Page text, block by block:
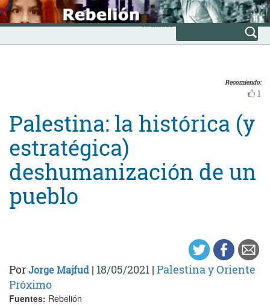
Skip
to
content
INICIO
Avanzada
Recomiendo:
1
Palestina: la histórica (y
estratégica)
deshumanización de un
pueblo
PorJorge Majfud | 18/05/2021 | Palestina y Oriente
Próximo
Fuentes: Rebelión